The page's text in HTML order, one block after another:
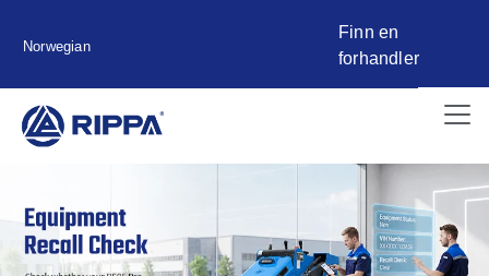
Norwegian
Finn en
forhandler